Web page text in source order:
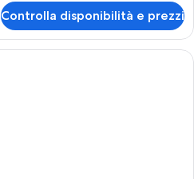
Controlla disponibilità e prezzi
Una camera d'albergo con un letto,